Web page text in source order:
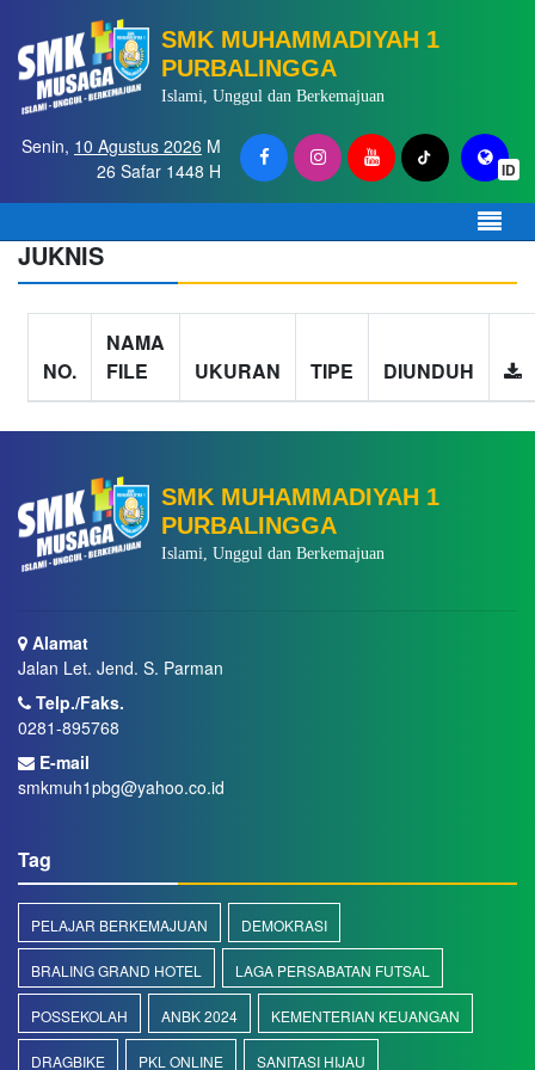
SMK MUHAMMADIYAH 1
PURBALINGGA
Islami, Unggul dan Berkemajuan
ID
Senin, 10 Agustus 2026 M
26 Safar 1448 H
JUKNIS
NO.
NAMA
FILE
UKURAN TIPE DIUNDUH
SMK MUHAMMADIYAH 1
PURBALINGGA
Islami, Unggul dan Berkemajuan
Alamat
Jalan Let. Jend. S. Parman
Telp./Faks.
0281-895768
E-mail
smkmuh1pbg@yahoo.co.id
Tag
PELAJAR BERKEMAJUAN DEMOKRASI
BRALING GRAND HOTEL LAGA PERSABATAN FUTSAL
POSSEKOLAH ANBK 2024 KEMENTERIAN KEUANGAN
DRAGBIKE PKL ONLINE SANITASI HIJAU